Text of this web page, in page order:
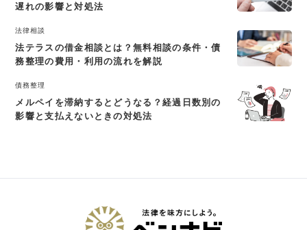
遅れの影響と対処法
法律相談
法テラスの借金相談とは？無料相談の条件・債
務整理の費用・利用の流れを解説
債務整理
メルペイを滞納するとどうなる？経過日数別の
影響と支払えないときの対処法